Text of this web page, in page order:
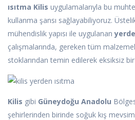
ısıtma Kilis uygulamalarıyla bu
kullanma şansı sağlayabiliyoruz.
mühendislik yapısı ile uygulanan
çalışmalarında, gereken tüm
stoklarından temin edilerek eksiksiz
Kilis gibi Güneydoğu Anadolu
şehirlerinden birinde soğuk kış